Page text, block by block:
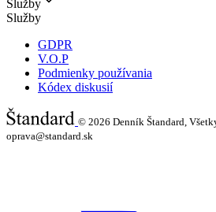
Služby
Služby
GDPR
V.O.P
Podmienky používania
Kódex diskusií
© 2026 Denník Štandard,
oprava@standard.sk